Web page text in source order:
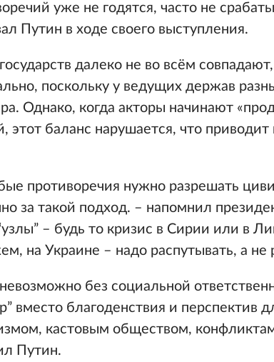
уже не годятся, часто не
Путин в ходе своего выступления.
далеко не во всём
поскольку у ведущих держав
Однако, когда акторы начинают
этот баланс нарушается, что
противоречия нужно разрешать
за такой подход. – напомнил
– будь то кризис в Сирии или в
на Украине – надо распутывать, а не
без социальной
вместо благоденствия и перспектив
кастовым обществом,
Путин.